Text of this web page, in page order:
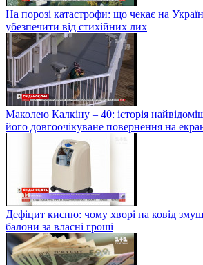
На порозі катастрофи: що чекає на
убезпечити від стихійних лих
Маколею Калкіну – 40: історія
його довгоочікуване повернення на
Дефіцит кисню: чому хворі на ковід
балони за власні гроші